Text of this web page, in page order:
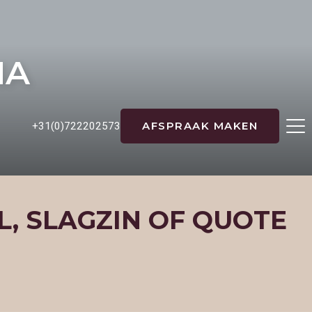
+31(0)722202573 AFSPRAAK MAKEN
SLAGZIN OF QUOTE